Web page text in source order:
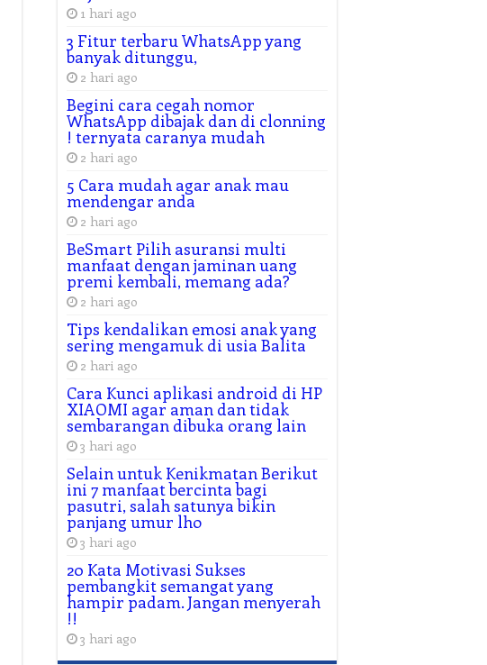
1 hari ago
3 Fitur terbaru WhatsApp yang
banyak ditunggu,
2 hari ago
Begini cara cegah nomor
WhatsApp dibajak dan di clonning
! ternyata caranya mudah
2 hari ago
5 Cara mudah agar anak mau
mendengar anda
2 hari ago
BeSmart Pilih asuransi multi
manfaat dengan jaminan uang
premi kembali, memang ada?
2 hari ago
Tips kendalikan emosi anak yang
sering mengamuk di usia Balita
2 hari ago
Cara Kunci aplikasi android di HP
XIAOMI agar aman dan tidak
sembarangan dibuka orang lain
3 hari ago
Selain untuk Kenikmatan Berikut
ini 7 manfaat bercinta bagi
pasutri, salah satunya bikin
panjang umur lho
3 hari ago
20 Kata Motivasi Sukses
pembangkit semangat yang
hampir padam. Jangan menyerah
!!
3 hari ago